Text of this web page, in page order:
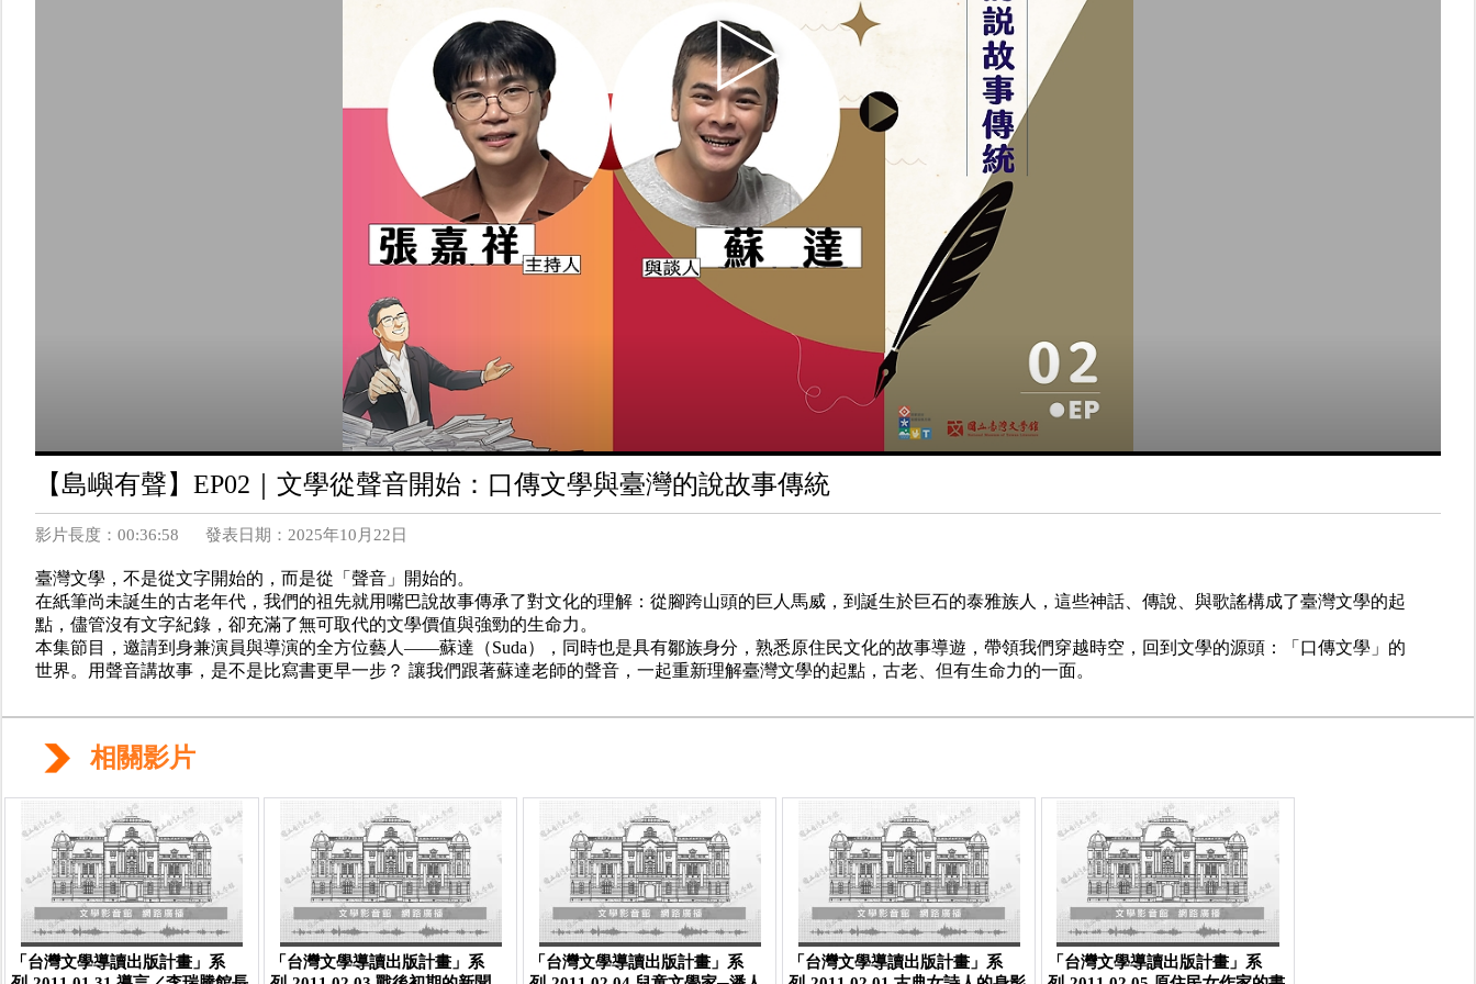
【島嶼有聲】EP02｜文學從聲音開始：口傳文學與臺灣的說故事傳統
影片長度：00:36:58 發表日期：2025年10月22日
臺灣文學，不是從文字開始的，而是從「聲音」開始的。
在紙筆尚未誕生的古老年代，我們的祖先就用嘴巴說故事傳承了對文化的理解：從腳跨山頭的巨人馬威，到誕生於巨石的泰雅族人，這些神話、傳說、與歌謠構成了臺灣文學的起
點，儘管沒有文字紀錄，卻充滿了無可取代的文學價值與強勁的生命力。
本集節目，邀請到身兼演員與導演的全方位藝人——蘇達（Suda），同時也是具有鄒族身分，熟悉原住民文化的故事導遊，帶領我們穿越時空，回到文學的源頭：「口傳文學」的
世界。用聲音講故事，是不是比寫書更早一步？ 讓我們跟著蘇達老師的聲音，一起重新理解臺灣文學的起點，古老、但有生命力的一面。
相關影片
「台灣文學導讀出版計畫」系
「台灣文學導讀出版計畫」系
「台灣文學導讀出版計畫」系
「台灣文學導讀出版計畫」系
「台灣文學導讀出版計畫」系